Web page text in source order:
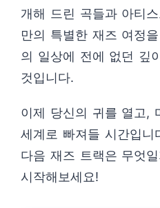
개해 드린 곡들과 아티
만의 특별한 재즈 여정
의 일상에 전에 없던 깊
것입니다.
이제 당신의 귀를 열고,
세계로 빠져들 시간입니
다음 재즈 트랙은 무엇
시작해보세요!